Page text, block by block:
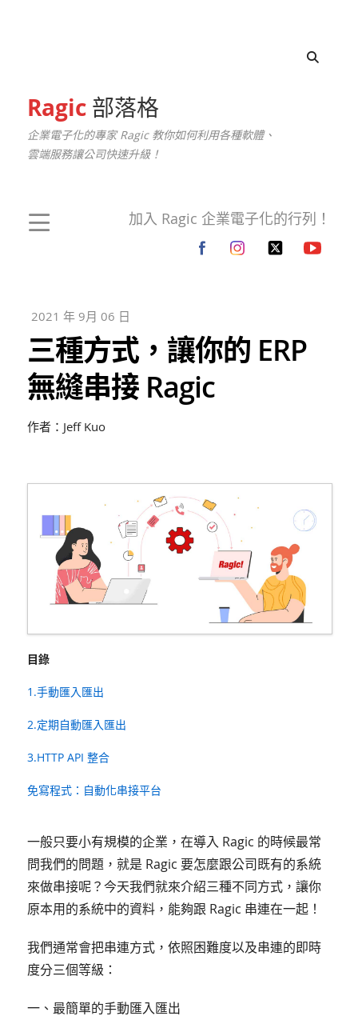
Ragic部落格
企業電子化的專家 Ragic 教你如何利用各種軟體、
雲端服務讓公司快速升級！
加入 Ragic 企業電子化的行列！
2021 年 9月 06 日
三種方式，讓你的 ERP
無縫串接 Ragic
作者：Jeff Kuo
目錄
1.手動匯入匯出
2.定期自動匯入匯出
3.HTTP API 整合
免寫程式：自動化串接平台
一般只要小有規模的企業，在導入 Ragic 的時候最常
問我們的問題，就是 Ragic 要怎麼跟公司既有的系統
來做串接呢？今天我們就來介紹三種不同方式，讓你
原本用的系統中的資料，能夠跟 Ragic 串連在一起！
我們通常會把串連方式，依照困難度以及串連的即時
度分三個等級：
一、最簡單的手動匯入匯出